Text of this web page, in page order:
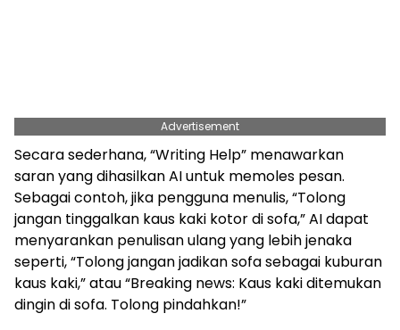
Advertisement
Secara sederhana, “Writing Help” menawarkan
saran yang dihasilkan AI untuk memoles pesan.
Sebagai contoh, jika pengguna menulis, “Tolong
jangan tinggalkan kaus kaki kotor di sofa,” AI dapat
menyarankan penulisan ulang yang lebih jenaka
seperti, “Tolong jangan jadikan sofa sebagai kuburan
kaus kaki,” atau “Breaking news: Kaus kaki ditemukan
dingin di sofa. Tolong pindahkan!”